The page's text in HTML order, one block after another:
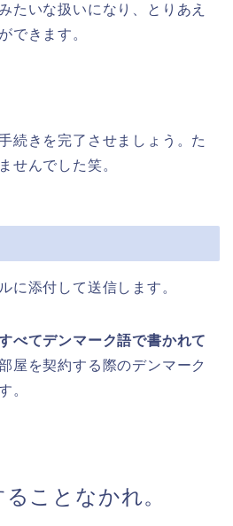
たいな扱いになり、とりあえ
できます。
続きを完了させましょう。た
せんでした笑。
に添付して送信します。
べてデンマーク語で書かれて
屋を契約する際のデンマーク
。
ことなかれ。